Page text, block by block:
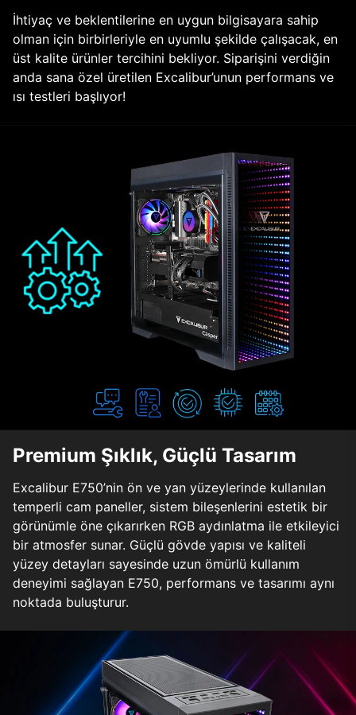
İhtiyaç ve beklentilerine en uygun bilgisayara sahip
olman için birbirleriyle en uyumlu şekilde çalışacak, en
üst kalite ürünler tercihini bekliyor. Siparişini verdiğin
anda sana özel üretilen Excalibur’unun performans ve
ısı testleri başlıyor!
Premium Şıklık, Güçlü Tasarım
Excalibur E750’nin ön ve yan yüzeylerinde kullanılan
temperli cam paneller, sistem bileşenlerini estetik bir
görünümle öne çıkarırken RGB aydınlatma ile etkileyici
bir atmosfer sunar. Güçlü gövde yapısı ve kaliteli
yüzey detayları sayesinde uzun ömürlü kullanım
deneyimi sağlayan E750, performans ve tasarımı aynı
noktada buluşturur.